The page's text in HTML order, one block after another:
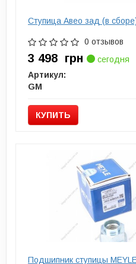
Ступица Авео зад (в
0 отзывов
3 498 грн
сегодня
Артикул:
GM
КУПИТЬ
Подшипник ступицы